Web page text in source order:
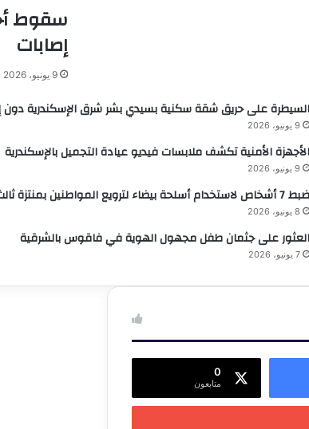
سقوط
إصابات
9 يونيو، 2026
السيطرة على حريق شقة سكنية بسيدي بشر شرق الإسكندرية دون
9 يونيو، 2026
الأجهزة الأمنية تكشف ملابسات فيديو عيادة التجميل بالإسكندرية
9 يونيو، 2026
ضبط 7 أشخاص لاستخدام أسلحة بيضاء لترويع المواطنين بمنتزة ثالث
8 يونيو، 2026
العثور على جثمان طفل مجهول الهوية في فاقوس بالشرقية
7 يونيو، 2026
0
متابعون